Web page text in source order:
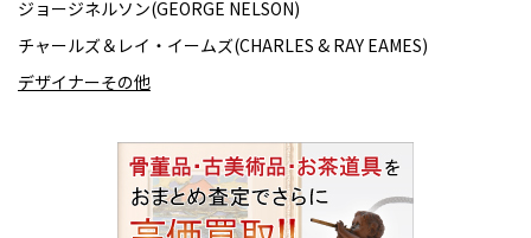
ジョージネルソン(GEORGE NELSON)
チャールズ＆レイ・イームズ(CHARLES & RAY EAMES)
デザイナーその他